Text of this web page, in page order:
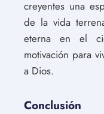
creyentes una
de la vida
eterna en el
motivación para
a Dios.
Conclusión